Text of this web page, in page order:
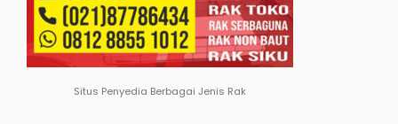
Situs Penyedia Berbagai Jenis Rak